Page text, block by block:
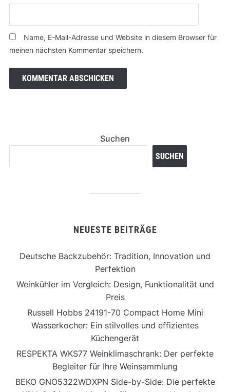
Name, E-Mail-Adresse und Website in diesem Browser für
meinen nächsten Kommentar speichern.
Suchen
SUCHEN
NEUESTE BEITRÄGE
Deutsche Backzubehör: Tradition, Innovation und
Perfektion
Weinkühler im Vergleich: Design, Funktionalität und
Preis
Russell Hobbs 24191-70 Compact Home Mini
Wasserkocher: Ein stilvolles und effizientes
Küchengerät
RESPEKTA WKS77 Weinklimaschrank: Der perfekte
Begleiter für Ihre Weinsammlung
BEKO GNO5322WDXPN Side-by-Side: Die perfekte